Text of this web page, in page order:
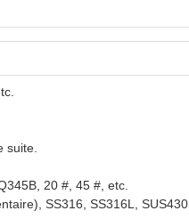
suite.
20 #, 45 #, etc.
SS316, SS316L,